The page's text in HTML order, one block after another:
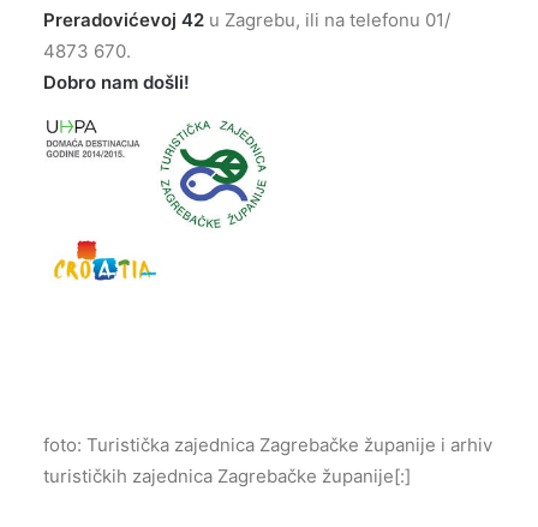
Preradovićevoj 42 u Zagrebu, ili na telefonu 01/
4873 670.
Dobro nam došli!
foto: Turistička zajednica Zagrebačke županije i arhiv
turističkih zajednica Zagrebačke županije[:]